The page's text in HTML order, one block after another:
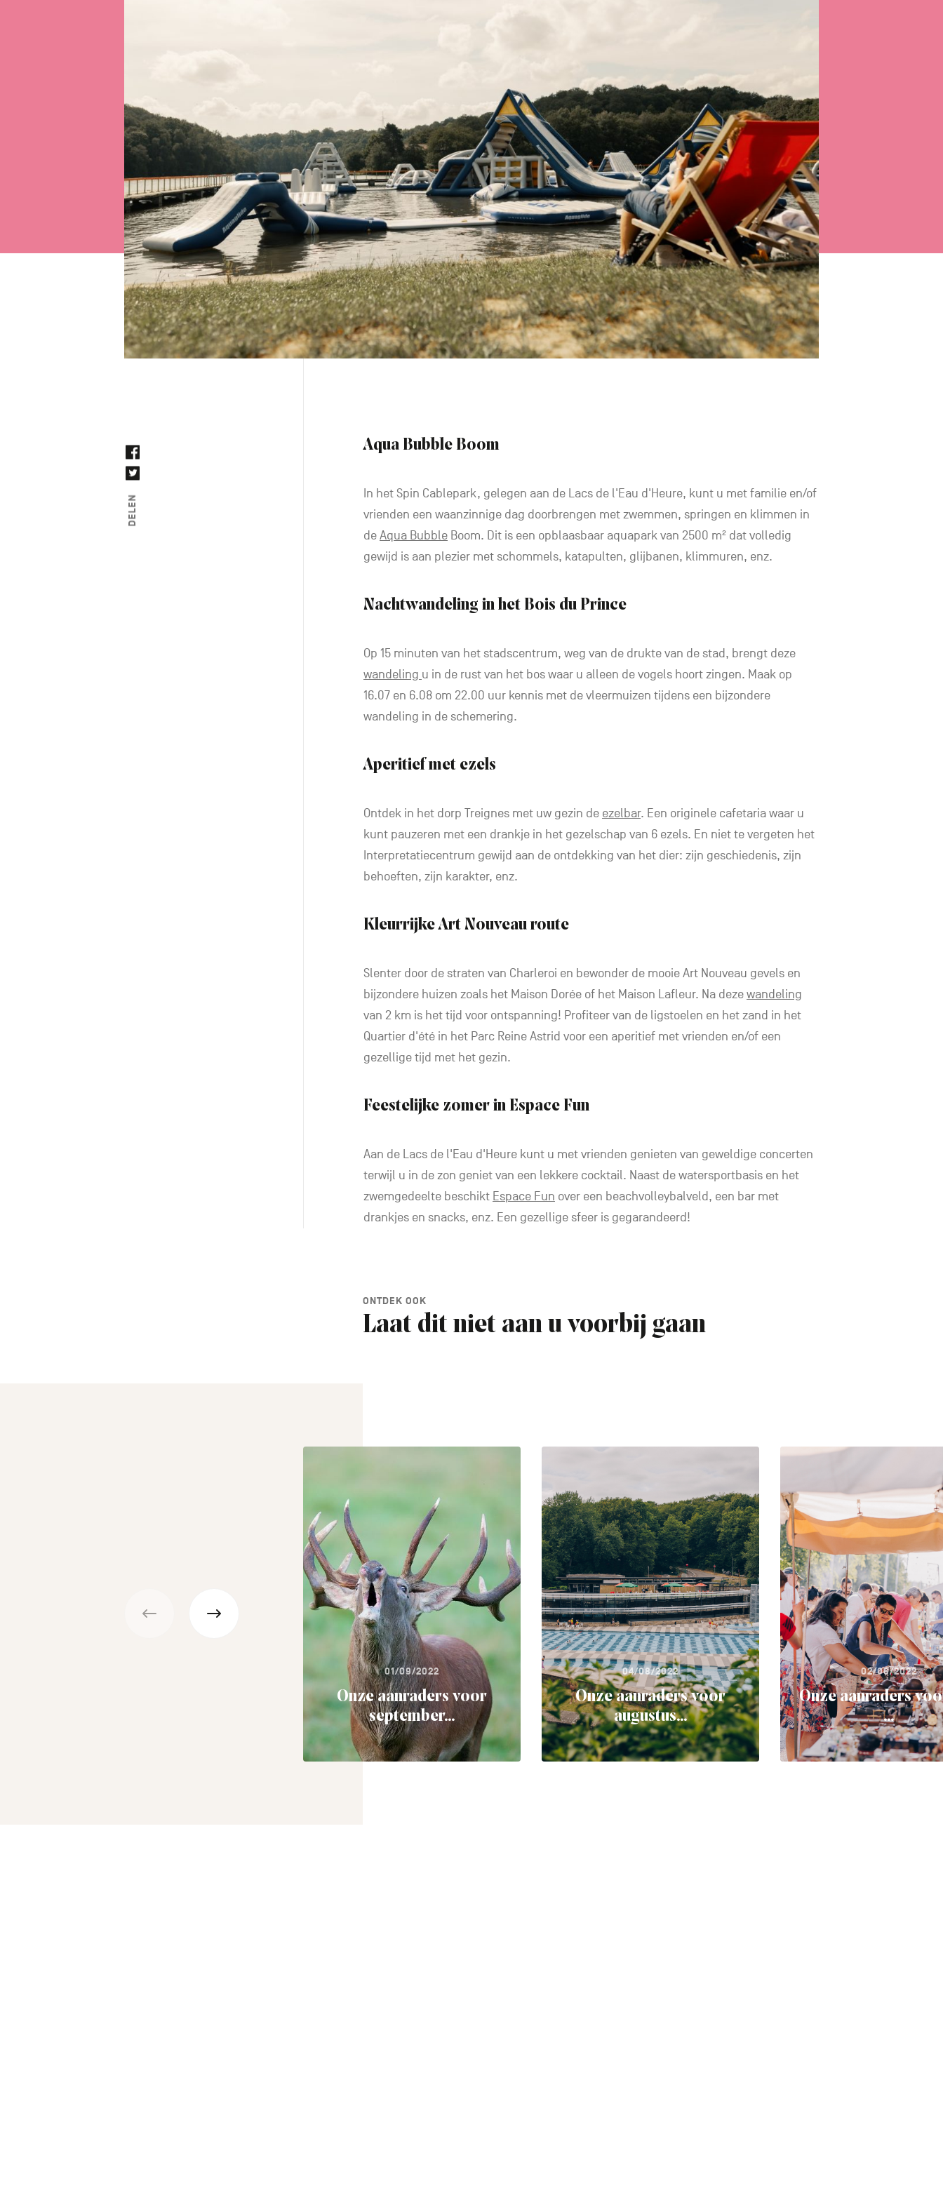
DELEN
Aqua Bubble Boom
In het Spin Cablepark, gelegen aan de Lacs de l'Eau d'Heure, kunt u met familie en/of
vrienden een waanzinnige dag doorbrengen met zwemmen, springen en klimmen in
deAqua Bubble Boom. Dit is een opblaasbaar aquapark van 2500 m² dat volledig
gewijd is aan plezier met schommels, katapulten, glijbanen, klimmuren, enz.
Nachtwandeling in het Bois du Prince
Op 15 minuten van het stadscentrum, weg van de drukte van de stad, brengt deze
wandeling u in de rust van het bos waar u alleen de vogels hoort zingen. Maak op
16.07 en 6.08 om 22.00 uur kennis met de vleermuizen tijdens een bijzondere
wandeling in de schemering.
Aperitief met ezels
Ontdek in het dorp Treignes met uw gezin de ezelbar. Een originele cafetaria waar u
kunt pauzeren met een drankje in het gezelschap van 6 ezels. En niet te vergeten het
Interpretatiecentrum gewijd aan de ontdekking van het dier: zijn geschiedenis, zijn
behoeften, zijn karakter, enz.
Kleurrijke Art Nouveau route
Slenter door de straten van Charleroi en bewonder de mooie Art Nouveau gevels en
bijzondere huizen zoals het Maison Dorée of het Maison Lafleur. Na dezewandeling
van 2 km is het tijd voor ontspanning! Profiteer van de ligstoelen en het zand in het
Quartier d'été in het Parc Reine Astrid voor een aperitief met vrienden en/of een
gezellige tijd met het gezin.
Feestelijke zomer in Espace Fun
Aan de Lacs de l'Eau d'Heure kunt u met vrienden genieten van geweldige concerten
terwijl u in de zon geniet van een lekkere cocktail. Naast de watersportbasis en het
zwemgedeelte beschikt Espace Fun over een beachvolleybalveld, een bar met
drankjes en snacks, enz. Een gezellige sfeer is gegarandeerd!
ONTDEK OOK
Laat dit niet aan u voorbij gaan
01/09/2022
Onze aanraders voor
september...
04/08/2022
Onze aanraders voor
augustus...
02/06/2022
Onze aanraders
...
Précédent Suivant